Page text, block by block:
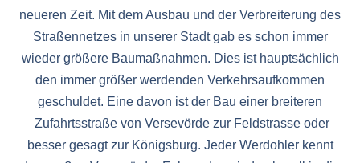
neueren Zeit. Mit dem Ausbau und der Verbreiterung des
Straßennetzes in unserer Stadt gab es schon immer
wieder größere Baumaßnahmen. Dies ist hauptsächlich
den immer größer werdenden Verkehrsaufkommen
geschuldet. Eine davon ist der Bau einer breiteren
Zufahrtsstraße von Versevörde zur Feldstrasse oder
besser gesagt zur Königsburg. Jeder Werdohler kennt